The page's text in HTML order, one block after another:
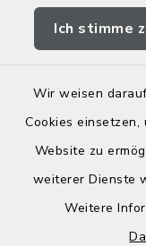
Ich stimme
Wir weisen
Cookies
Website zu
weiterer Dienste
Weitere
Landratsamt